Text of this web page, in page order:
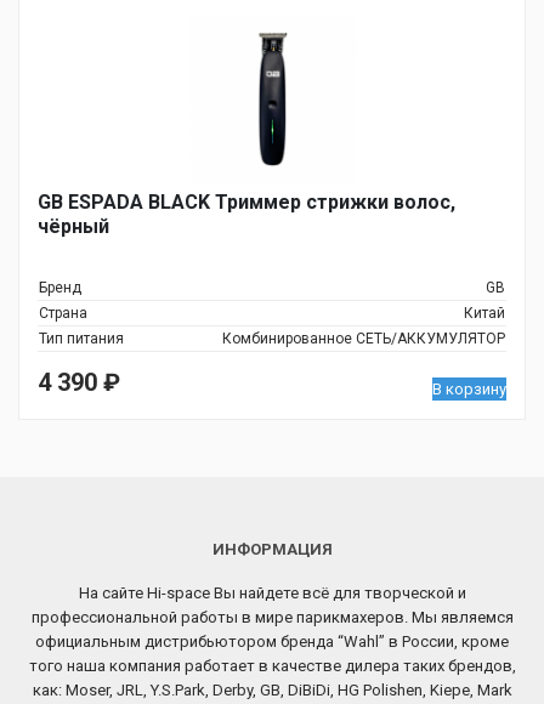
GB ESPADA BLACK Триммер стрижки волос,
чёрный
Бренд
GB
Страна
Китай
Тип питания
Комбинированное СЕТЬ/АККУМУЛЯТОР
4 390 ₽ В корзину
ИНФОРМАЦИЯ
На сайте Hi-space Вы найдете всё для творческой и
профессиональной работы в мире парикмахеров. Мы являемся
официальным дистрибьютором бренда “Wahl” в России, кроме
того наша компания работает в качестве дилера таких брендов,
как: Moser, JRL, Y.S.Park, Derby, GB, DiBiDi, HG Polishen, Kiepe, Mark